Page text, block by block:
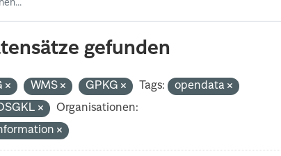
gefunden
WMS GPKG Tags:
opendata
Organisationen: